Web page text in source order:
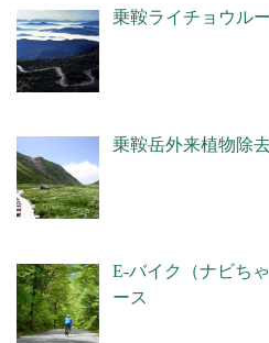
乗鞍ライチョウル
乗鞍岳外来植物除
E-バイク（ナビち
ース